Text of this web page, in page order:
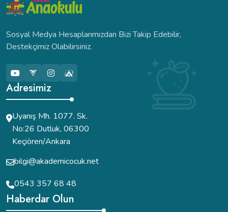
Sosyal Medya Hesaplarımızdan Bizi Takip Edebilir,
Destekçimiz Olabilirsiniz.
Adresimiz
Uyanış Mh. 1077. Sk.
No:26 Dutluk, 06300
Keçiören/Ankara
bilgi@akademicocuk.net
0543 357 68 48
Haberdar Olun